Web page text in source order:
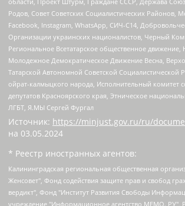
Родов, Совет Советских Социалистических Районов,
Facebook, Instagram, WhatsApp, СИЧ-С14,
Организации украинских националистов, Черный
Региональное Всетатарское общественное движение,
Молодежное Демократическое Движение Весна,
Татарской Автономной Советской Социалистической
ойрат-калмыцкого народа, Исполнительный комитет
депутатов Красноярского края, Этническое
ЛГБТ, Я.МЫ Сергей Фургал
Источник: https://minjust.gov.ru/ru/
на 03.05.2024
* Реестр иностранных агентов:
Калининградская региональная общественная организация "Экозащита!-Женсовет", Фонд содействия защите прав и свобод граждан "Общественный вердикт", Фонд "Институт Развития Свободы Информации", Частное учреждение "Информационное агентство МЕМО. РУ", Региональная общественная организация "Общественная комиссия по сохранению наследия академика Сахарова", Фонд поддержки свободы прессы, Санкт-Петербургская общественная правозащитная организация "Гражданский контроль", Межрегиональная общественная организация "Информационно-просветительский центр "Мемориал", Региональный Фонд "Центр Защиты Прав Средств Массовой Информации", с 05.12.2023 Фонд "Центр Защиты Прав Средств массовой информации", Региональная общественная благотворительная организация помощи беженцам и мигрантам "Гражданское содействие", Негосударственное образовательное учреждение дополнительного профессионального образования (повышение квалификации) специалистов "АКАДЕМИЯ ПО ПРАВАМ ЧЕЛОВЕКА", Свердловская региональная общественная организация "Сутяжник", Автономная некоммерческая организация "Центр независимых социологических исследований", Союз общественных объединений "Российский исследовательский центр по правам человека", Региональное общественное учреждение научно-информационный центр "МЕМОРИАЛ", Некоммерческая организация "Фонд защиты гласности", Автономная некоммерческая организация "Институт прав человека", Городская общественная организация "Екатеринбургское общество "МЕМОРИАЛ", Городская общественная организация "Рязанское историко-просветительское и правозащитное общество "Мемориал" (Рязанский Мемориал), Челябинский региональный орган общественной самодеятельности – женское общественное объединение "Женщины Евразии", Челябинский региональный орган общественной самодеятельности "Уральская правозащитная группа", Фонд содействия защите здоровья и социальной справедливости имени Андрея Рылькова, Автономная Некоммерческая Организация "Аналитический Центр Юрия Левады", Автономная некоммерческая организация социальной поддержки населения "Проект Апрель", Региональная общественная организация помощи женщинам и детям, находящимся в кризисной ситуации "Информационно-методический центр "Анна", Фонд содействия развитию массовых коммуникаций и правовому просвещению "Так-так-Так", Фонд содействия устойчивому развитию "Серебряная тайга", Свердловский региональный общественный фонд социальных проектов "Новое время", "Idel.Реалии", Кавказ.Реалии, Крым.Реалии, Телеканал Настоящее Время, Татаро-башкирская служба Радио Свобода (Azatliq Radiosi), Радио Свободная Европа/Радио Свобода (PCE/PC), "Сибирь.Реалии", "Фактограф", Благотворительный фонд помощи осужденным и их семьям, Автономная некоммерческая организация "Институт глобализации и социальных движений", Фонд "В защиту прав заключенных", Частное учреждение "Центр поддержки и содействия развитию средств массовой информации", Пензенский региональный общественный благотворительный фонд "Гражданский союз", "Север.Реалии", Некоммерческая организация Фонд "Правовая инициатива", Общество с ограниченной ответственностью "Радио Свободная Европа/Радио Свобода", Чешское информационное агентство "MEDIUM-ORIENT", Красноярская региональная общественная организация "Мы против СПИДа", Камалягин Денис Николаевич, Маркелов Сергей Евгеньевич, Пономарев Лев Александрович, Савицкая Людмила Алексеевна, Автономная некоммерческая организация "Центр по работе с проблемой насилия "НАСИЛИЮ.НЕТ", Межрегиональный профессиональный союз работников здравоохранения "Альянс врачей", Юридическое лицо, зарегистрированное в Латвийской Республике, SIA "Medusa Project" (регистрационный номер 40103797863, дата регистрации 10.06.2014), Некоммерческая организация "Фонд по борьбе с коррупцией", Автономная некоммерческая организация "Институт права и публичной политики", Баданин Роман Сергеевич, Гликин Максим Александрович, Железнова Мария Михайловна, Лукьянова Юлия Сергеевна, Маетная Елизавета Витальевна, Маняхин Петр Борисович, Чуракова Ольга Владимировна, Ярош Юлия Петровна, Юридическое лицо "The Insider SIA", зарегистрированное в Риге, Латвийская Республика (дата регистрации 26.06.2015), являющееся администратором доменного имени интернет-издания "The Insider SIA", https://theins.ru, Постернак Алексей Евгеньевич, Рубин Михаил Аркадьевич, Анин Роман Александрович, Юридическое лицо Istories fonds, зарегистрированное в Латвийской Республике (регистрационный номер 50008295751, дата регистрации 24.02.2020), Великовский Дмитрий Александрович, Долинина Ирина Николаевна, Мароховская Алеся Алексеевна, Шлейнов Роман Юрьевич, Шмагун Олеся Валентиновна, Общество с ограниченной ответственностью "Альтаир 2021", Общество с ограниченной ответственностью "Вега 2021", Общество с ограниченной ответственностью "Главный редактор 2021", Общество с ограниченной ответственностью "Ромашки монолит", Важенков Артем Валерьевич, Ивановская областная общественная организация "Центр гендерных исследований", Гурман Юрий Альбертович, Медиапроект "ОВД-Инфо", Егоров Владимир Владимирович, Жилинский Владимир Александрович, Общество с ограниченной ответственностью "ЗП", Иванова София Юрьевна, Карезина Инна Павловна, Кильтау Екатерина Викторовна, Петров Алексей Викторович, Пискунов Сергей Евгеньевич, Смирнов Сергей Сергеевич, Тихонов Михаил Сергеевич, Общество с ограниченной ответственностью "ЖУРНАЛИСТ-ИНОСТРАННЫЙ АГЕНТ", Арапова Галина Юрьевна, Вольтская Татьяна Анатольевна, Американская компания "Mason G.E.S. Anonymous Foundation" (США), являющаяся владельцем интернет-издания https://mnews.world/, Компания "Stichting Bellingcat", зарегистрированная в Нидерландах (дата регистрации 11.07.2018), Захаров Андрей Вячеславович, Клепиковская Екатерина Дмитриевна, Общество с ограниченной ответственностью "МЕМО", Перл Роман Александрович, Симонов Евгений Алексеевич, Соловьева Елена Анатольевна, Сотников Даниил Владимирович, Сурначева Елизавета Дмитриевна, Автономная некоммерческая организация по защите прав человека и информированию населения "Якутия – Наше Мнение", Общество с ограниченной ответственностью "Москоу диджитал медиа", с 26.01.2023 Общество с ограниченной ответственностью "Чайка Белые сады", Ветошкина Валерия Валерьевна, Заговора Максим Александрович, Межрегиональное общественное движение "Российская ЛГБТ - сеть", Оленичев Максим Владимирович, Павлов Иван Юрьевич, Скворцова Елена Сергеевна, Общество с ограниченной ответственностью "Как бы инагент", Кочетков Игорь Викторович, Общество с ограниченной ответственностью "Честные выборы", Еланчик Олег Александрович, Общество с ограниченной ответственностью "Нобелевский призыв", Гималова Регина Эмилевна, Григорьев Андрей Валерьевич, Григорьева Алина Александровна, Ассоциация по содействию защите прав призывников, альтернативнослужащих и военнослужащих "Правозащитная группа "Гражданин.Армия.Право", Хисамова Регина Фаритовна, Автономная некоммерческая организация по реализации социально-правовых программ "Лилит", Дальневосточное общественное движение "Маяк", Санкт-Петербургская ЛГБТ-инициативная группа "Выход", Инициативная группа ЛГБТ+ "Реверс", Алексеев Андрей Викторович, Бекбулатова Таисия Львовна, Беляев Иван Михайлович, Владыкина Елена Сергеевна, Гельман Марат Александрович, Никульшина Вероника Юрьевна, Толоконникова Надежда Андреевна, Шендерович Виктор Анатольевич, Общество с ограниченной ответственностью "Данное сообщение", Общество с ограниченной ответственностью